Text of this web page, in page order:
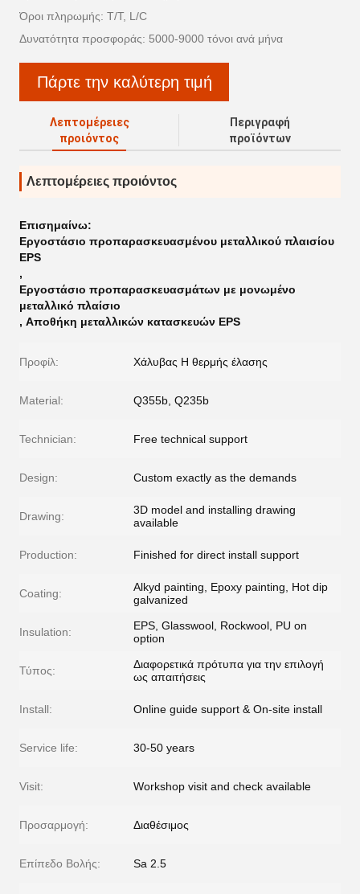
Όροι πληρωμής: T/T, L/C
Δυνατότητα προσφοράς: 5000-9000 τόνοι ανά μήνα
Πάρτε την καλύτερη τιμή
Λεπτομέρειες
προιόντος
Περιγραφή
προϊόντων
Λεπτομέρειες προιόντος
Επισημαίνω:
Εργοστάσιο προπαρασκευασμένου μεταλλικού πλαισίου
EPS
,
Εργοστάσιο προπαρασκευασμάτων με μονωμένο
μεταλλικό πλαίσιο
, Αποθήκη μεταλλικών κατασκευών EPS
Προφίλ: Χάλυβας H θερμής έλασης
Material: Q355b, Q235b
Technician: Free technical support
Design: Custom exactly as the demands
Drawing:
3D model and installing drawing
available
Production: Finished for direct install support
Coating:
Alkyd painting, Epoxy painting, Hot dip
galvanized
Insulation:
EPS, Glasswool, Rockwool, PU on
option
Τύπος:
Διαφορετικά πρότυπα για την επιλογή
ως απαιτήσεις
Install: Online guide support & On-site install
Service life: 30-50 years
Visit: Workshop visit and check available
Προσαρμογή: Διαθέσιμος
Επίπεδο Βολής: Sa 2.5